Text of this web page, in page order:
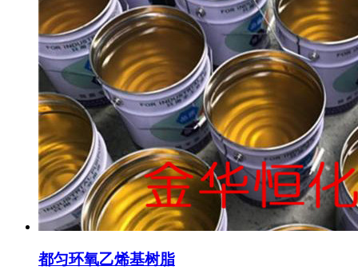
都匀环氧乙烯基树脂